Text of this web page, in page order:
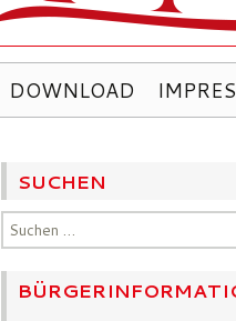
DOWNLOAD
SUCHEN
Suchen
nach: